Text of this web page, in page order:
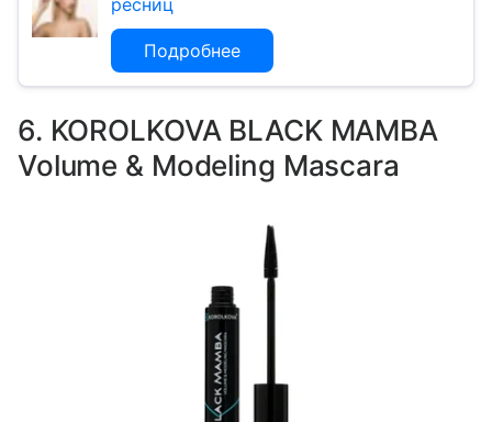
Подробнее
6. KOROLKOVA BLACK MAMBA
Volume & Modeling Mascara